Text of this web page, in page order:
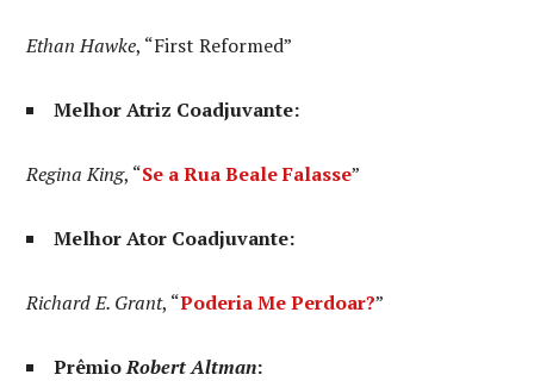
Ethan Hawke, “First Reformed”
Melhor Atriz Coadjuvante:
Regina King, “Se a Rua Beale Falasse”
Melhor Ator Coadjuvante:
Richard E. Grant, “Poderia Me Perdoar?”
PrêmioRobert Altman: